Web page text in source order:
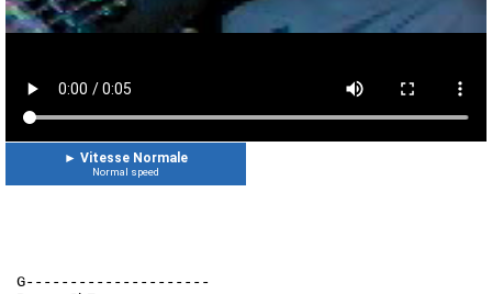
► Vitesse Normale
Normal speed
G---------------------